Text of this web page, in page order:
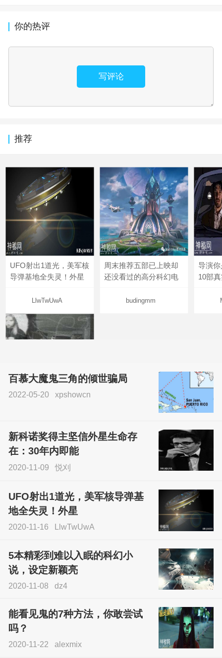
你的热评
写评论
推荐
UFO射出1道光，美军核
导弹基地全失灵！外星
LlwTwUwA
周末推荐五部已上映却
还没看过的高分科幻电
budingmm
导演
10部
sskfn
百慕大魔鬼三角的倾世骗局
2022-05-20 xpshowcn
新科诺奖得主坚信外星生命存
在：30年内即能
2020-11-09 悦刈
UFO射出1道光，美军核导弹基
地全失灵！外星
2020-11-16 LlwTwUwA
5本精彩到难以入眠的科幻小
说，设定新颖亮
2020-11-08 dz4
能看见鬼的7种方法，你敢尝试
吗？
2020-11-22 alexmix